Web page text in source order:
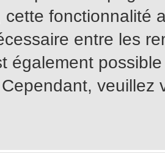
cette fonctionnalité
entre les
également
veuillez